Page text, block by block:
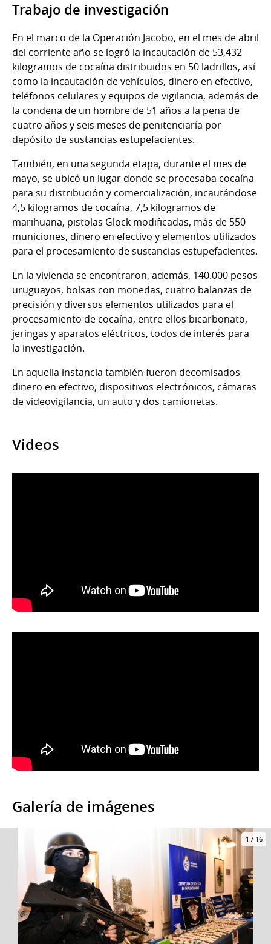
Trabajo de investigación
En el marco de la Operación Jacobo, en el mes de abril
del corriente año se logró la incautación de 53,432
kilogramos de cocaína distribuidos en 50 ladrillos, así
como la incautación de vehículos, dinero en efectivo,
teléfonos celulares y equipos de vigilancia, además de
la condena de un hombre de 51 años a la pena de
cuatro años y seis meses de penitenciaría por
depósito de sustancias estupefacientes.
También, en una segunda etapa, durante el mes de
mayo, se ubicó un lugar donde se procesaba cocaína
para su distribución y comercialización, incautándose
4,5 kilogramos de cocaína, 7,5 kilogramos de
marihuana, pistolas Glock modificadas, más de 550
municiones, dinero en efectivo y elementos utilizados
para el procesamiento de sustancias estupefacientes.
En la vivienda se encontraron, además, 140.000 pesos
uruguayos, bolsas con monedas, cuatro balanzas de
precisión y diversos elementos utilizados para el
procesamiento de cocaína, entre ellos bicarbonato,
jeringas y aparatos eléctricos, todos de interés para
la investigación.
En aquella instancia también fueron decomisados
dinero en efectivo, dispositivos electrónicos, cámaras
de videovigilancia, un auto y dos camionetas.
Videos
Galería de imágenes
1 / 16